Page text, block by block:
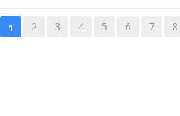
1 2 3 4 5 6 7 8